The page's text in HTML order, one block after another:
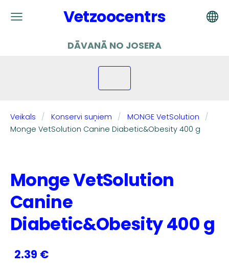
Vetzoocentrs
DĀVANĀ NO JOSERA
Veikals Konservi suņiem
MONGE VetSolution
Monge VetSolution Canine Diabetic&Obesity 400 g
Monge VetSolution
Canine
Diabetic&Obesity 400 g
2.39 €